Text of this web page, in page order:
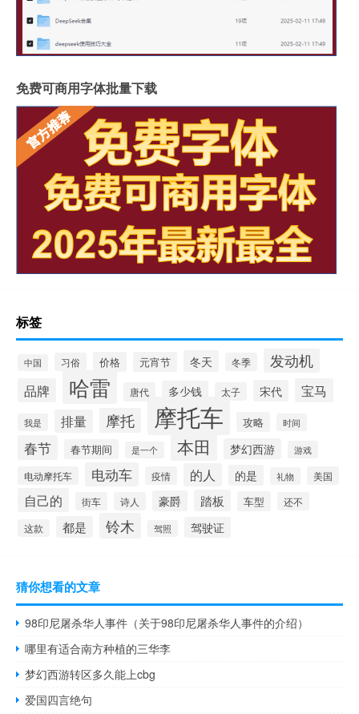
免费可商用字体批量下载
标签
中国 习俗 价格 元宵节 冬天 冬季 发动机
品牌 哈雷 唐代 多少钱 太子 宋代 宝马
我是 排量 摩托 摩托车 攻略 时间
春节 春节期间 是一个 本田 梦幻西游 游戏
电动摩托车 电动车 疫情 的人 的是 礼物 美国
自己的 街车 诗人 豪爵 踏板 车型 还不
这款 都是 铃木 驾照 驾驶证
猜你想看的文章
98印尼屠杀华人事件（关于98印尼屠杀华人事件的介绍）
哪里有适合南方种植的三华李
梦幻西游转区多久能上cbg
爱国四言绝句